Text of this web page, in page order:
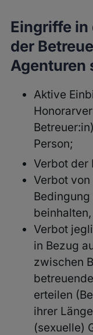
Eingriffe
der
Agenturen
Aktive
Person;
Verbot der
Verbot
beinhalten,
Verbot
in Bezug
zwischen
erteilen
ihrer
(sexuelle)